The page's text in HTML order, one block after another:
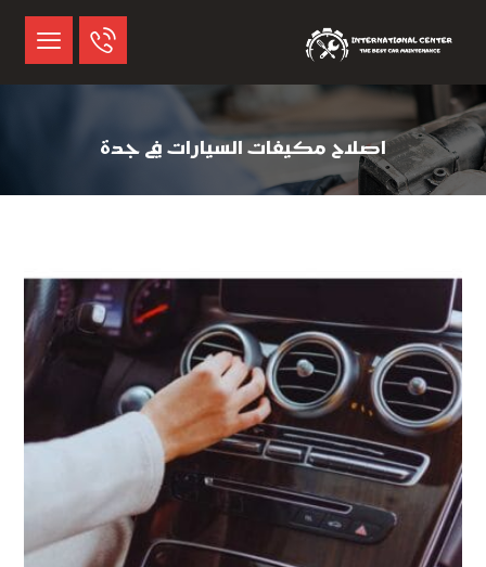
اصلاح مكيفات السيارات في جدة